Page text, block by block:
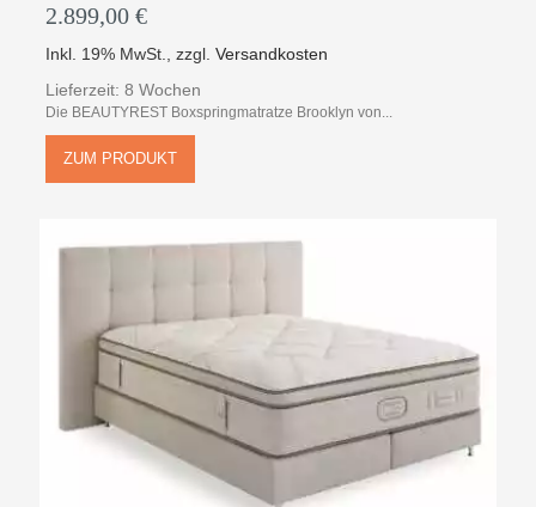
2.899,00 €
Inkl. 19% MwSt. ,zzgl.Versandkosten
Lieferzeit: 8 Wochen
Die BEAUTYREST Boxspringmatratze Brooklyn von...
ZUM PRODUKT